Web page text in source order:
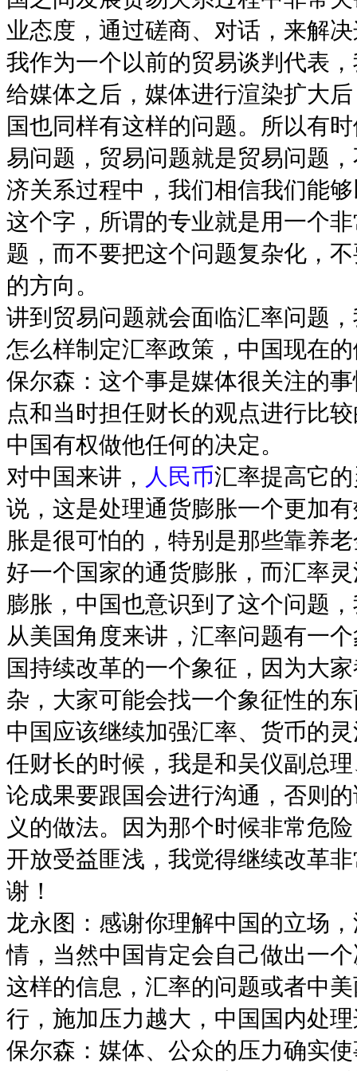
业态度，通过磋商、对话，来解
我作为一个以前的贸易谈判代表
给媒体之后，媒体进行渲染扩大
国也同样有这样的问题。所以有
易问题，贸易问题就是贸易问题
济关系过程中，我们相信我们能
这个字，所谓的专业就是用一个
题，而不要把这个问题复杂化，
的方向。
讲到贸易问题就会面临汇率问题
怎么样制定汇率政策，中国现在
保尔森：这个事是媒体很关注的
点和当时担任财长的观点进行比
中国有权做他任何的决定。
对中国来讲， 人民币汇率提高它
说，这是处理通货膨胀一个更加
胀是很可怕的，特别是那些靠养
好一个国家的通货膨胀，而汇率
膨胀，中国也意识到了这个问题
从美国角度来讲，汇率问题有一
国持续改革的一个象征，因为大
杂，大家可能会找一个象征性的
中国应该继续加强汇率、货币的
任财长的时候，我是和吴仪副总
论成果要跟国会进行沟通，否则
义的做法。因为那个时候非常危
开放受益匪浅，我觉得继续改革
谢！
龙永图：感谢你理解中国的立场
情，当然中国肯定会自己做出一
这样的信息，汇率的问题或者中
行，施加压力越大，中国国内处
保尔森：媒体、公众的压力确实